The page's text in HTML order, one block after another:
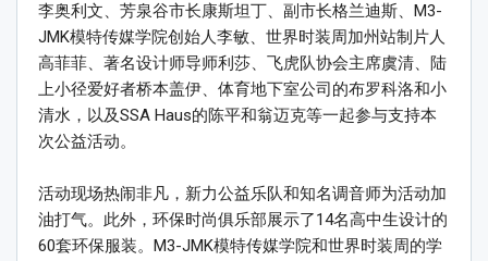
李奥利文、芳泉谷市长康斯坦丁、副市长格兰迪斯、M3-
JMK模特传媒学院创始人李敏、世界时装周加州站制片人
高菲菲、著名设计师导师利莎、飞虎队协会主席虞清、陆
上小径爱好者桥本盖伊、体育地下室公司的布罗科洛和小
清水，以及SSA Haus的陈平和翁迈克等一起参与支持本
次公益活动。
活动现场热闹非凡，新力公益乐队和知名调音师为活动加
油打气。此外，环保时尚俱乐部展示了14名高中生设计的
60套环保服装。M3-JMK模特传媒学院和世界时装周的学